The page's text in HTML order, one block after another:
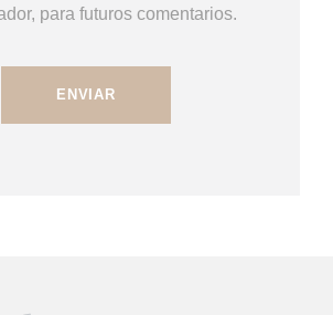
para futuros comentarios.